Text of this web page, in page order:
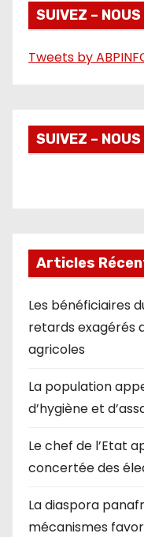
o
SUIVEZ –
Tweets by
SUIVEZ –
Articles
Les bénéficiaires
retards exagérés
agricoles
La population
d’hygiène et
Le chef de l’Etat
concertée des
La diaspora
mécanismes